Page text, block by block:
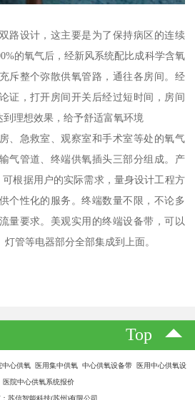
路设计，这主要是为了保持病区的连续
的氧气后，经新风系统配比成科学含氧
斥整个弥散供氧管路，通往各房间。经
证，打开房间开关后经过短时间，房间
理想效果，给予舒适富氧环境
、急救室、观察室和手术室等处的氧气
气管道、终端供氧插头三部分组成。产
根据用户的实际需求，量身设计工程方
个性化的服务。终端数量不限，不论多
量要求。美观实用的终端设备带，可以
管等电器部分全部集成到上面。
Top
中心供氧 医用集中供氧 中心供氧设备带 医用中心供氧设
院中心供氧系统报价
苏信智能科技(苏州)有限公司